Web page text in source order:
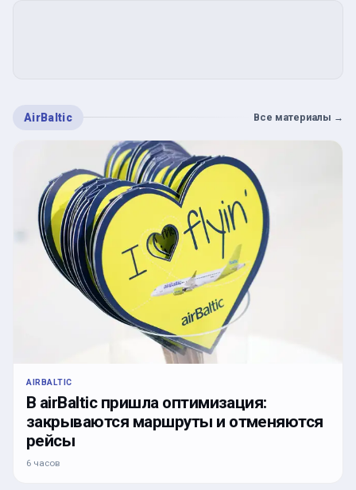
AirBaltic Все материалы →
AIRBALTIC
В airBaltic пришла оптимизация:
закрываются маршруты и отменяются
рейсы
6 часов